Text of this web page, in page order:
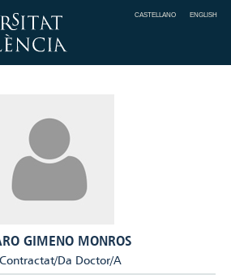
CASTELLANO ENGLISH
GIMENO MONROS
Da Doctor/A